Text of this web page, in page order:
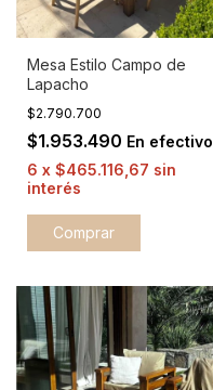
Mesa Estilo Campo de
Lapacho
$2.790.700
$1.953.490 En efectivo
6 x $465.116,67 sin
interés